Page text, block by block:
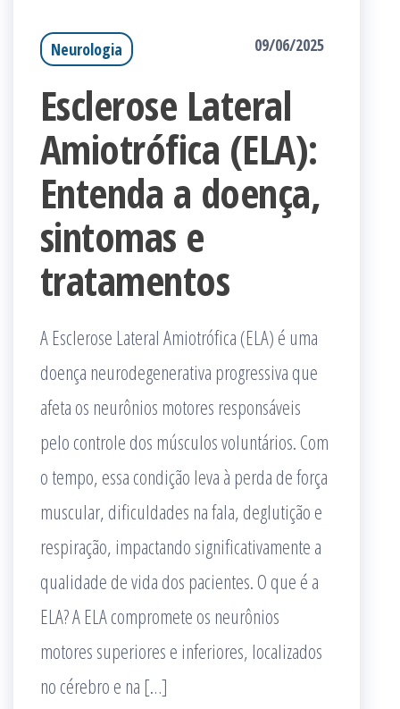
Neurologia 09/06/2025
Esclerose Lateral
Amiotrófica (ELA):
Entenda a doença,
sintomas e
tratamentos
A Esclerose Lateral Amiotrófica (ELA) é uma
doença neurodegenerativa progressiva que
afeta os neurônios motores responsáveis
pelo controle dos músculos voluntários. Com
o tempo, essa condição leva à perda de força
muscular, dificuldades na fala, deglutição e
respiração, impactando significativamente a
qualidade de vida dos pacientes. O que é a
ELA? A ELA compromete os neurônios
motores superiores e inferiores, localizados
no cérebro e na […]